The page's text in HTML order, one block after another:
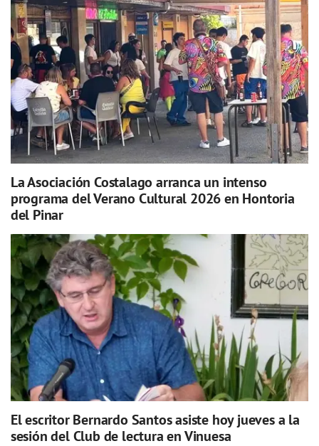
La Asociación Costalago arranca un intenso
programa del Verano Cultural 2026 en Hontoria
del Pinar
El escritor Bernardo Santos asiste hoy jueves a la
sesión del Club de lectura en Vinuesa